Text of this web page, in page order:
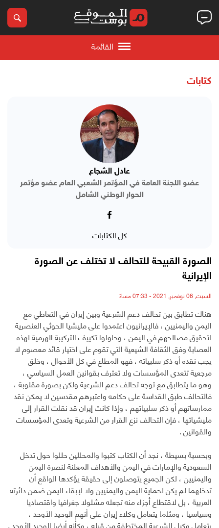
القائمة
كتابات
عادل الشجاع
عضو اللجنة العامة في المؤتمر الشعبي العام عضو مؤتمر
الحوار الوطني الشامل
كل الكتابات
الصورة القبيحة للتحالف لا تختلف عن الصورة
الإيرانية
السبت, 06 نوفمبر, 2021 - 07:33 مساءً
هناك تطابق بين تحالف دعم الشرعية وبين إيران في التعاطي مع
اليمن واليمنيين ، فالإيرانيون اعتمدوا على مليشيا الحوثي العنصرية
لتحقيق مصالحهم في اليمن ، وحاولوا تكييف التركيبة الهرمية لهذه
العصابة وفق الثقافة الشيعية التي تقوم على اختيار قائد معصوم لا
يجب نقده أو ذكر سلبياته ، فهو المطاع في كل الأحوال ، وخلق
مرجعية تتعدى المؤسسات ولا تعترف بقوانين العمل السياسي ،
وهو ما يتطابق مع توجه تحالف دعم الشرعية ولكن بصورة مقلوبة ،
فالتحالف طبق القداسة على حكامه واعتبرهم مقدسين لا يمكن نقد
ممارساتهم أو ذكر سلبياتهم ، وإذا كانت إيران قد نقلت القرار إلى
مليشياتها ، فإن التحالف نزع القرار من الشرعية وتعدى المؤسسات
والقوانين .
وبحسبة بسيطة ، نجد أن الكتاب كتبوا والمحللين حللوا حول تدخل
السعودية والإمارات في اليمن والأهداف المعلنة لنصرة اليمن
واليمنيين ، لكن الجميع يتوصلون إلى حقيقة يؤكدها الواقع أن
تدخلهما لم يكن لحماية اليمن واليمنيين ولا لإبقاء اليمن ضمن دائرته
العربية ، بل لاقتطاع أجزاء منه تجعله مشلولا جغرافيا واقتصاديا
وسياسيا ، ومثلما يتعامل وكلاء إيران على أنهم الوحيد الأوحد ،
يتعامل وكيل الشرعية المختطفة من قبله ، وكأنه أيضا الوحيد الأوحد .